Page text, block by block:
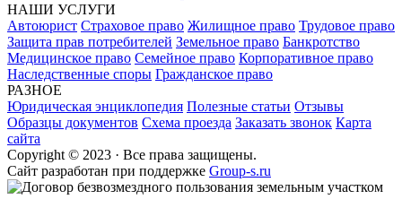
НАШИ УСЛУГИ
Автоюрист Страховое право Жилищное право Трудовое право
Защита прав потребителей Земельное право Банкротство
Медицинское право Семейное право Корпоративное право
Наследственные споры Гражданское право
РАЗНОЕ
Юридическая энциклопедия Полезные статьи Отзывы
Образцы документов Схема проезда Заказать звонок Карта
сайта
Copyright © 2023 · Все права защищены.
Cайт разработан при поддержке Group-s.ru